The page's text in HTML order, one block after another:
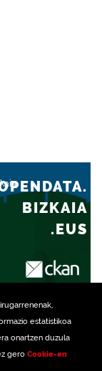
estatistikoa
onartzen duzula
gero Cookie-en
BIZKAIA
.EUS